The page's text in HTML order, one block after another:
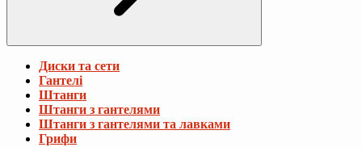
Диски та сети
Гантелі
Штанги
Штанги з гантелями
Штанги з гантелями та лавками
Грифи